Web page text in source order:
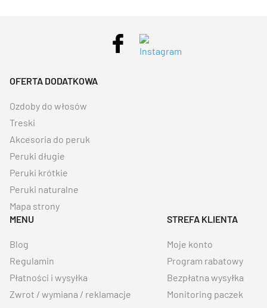
OFERTA DODATKOWA
Ozdoby do włosów
Treski
Akcesoria do peruk
Peruki długie
Peruki krótkie
Peruki naturalne
Mapa strony
MENU
Blog
Regulamin
Płatności i wysyłka
Zwrot / wymiana / reklamacje
STREFA KLIENTA
Moje konto
Program rabatowy
Bezpłatna wysyłka
Monitoring paczek